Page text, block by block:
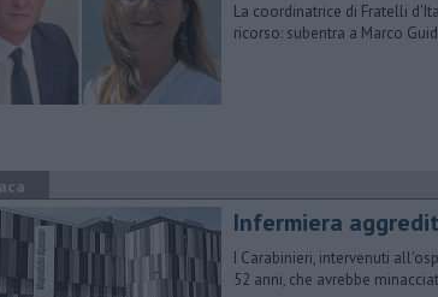
La coordinatrice di Fratelli
ricorso: subentra a Marco
Infermiera
I Carabinieri, intervenuti
52 anni, che avrebbe